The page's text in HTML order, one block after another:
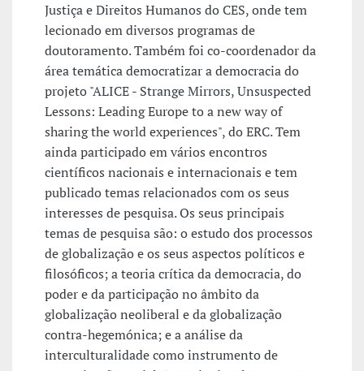
Justiça e Direitos Humanos do CES, onde tem
lecionado em diversos programas de
doutoramento. Também foi co-coordenador da
área temática democratizar a democracia do
projeto "ALICE - Strange Mirrors, Unsuspected
Lessons: Leading Europe to a new way of
sharing the world experiences", do ERC. Tem
ainda participado em vários encontros
científicos nacionais e internacionais e tem
publicado temas relacionados com os seus
interesses de pesquisa. Os seus principais
temas de pesquisa são: o estudo dos processos
de globalização e os seus aspectos políticos e
filosóficos; a teoria crítica da democracia, do
poder e da participação no âmbito da
globalização neoliberal e da globalização
contra-hegemónica; e a análise da
interculturalidade como instrumento de